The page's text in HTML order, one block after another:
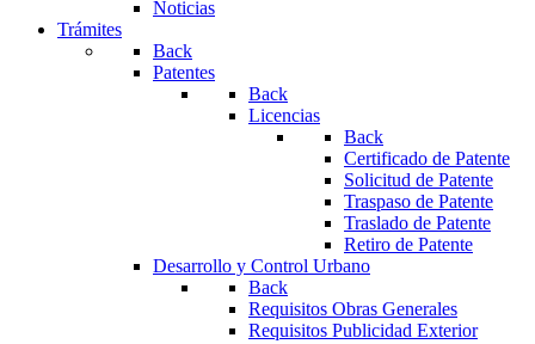
Noticias
Trámites
Back
Patentes
Back
Licencias
Back
Certificado de Patente
Solicitud de Patente
Traspaso de Patente
Traslado de Patente
Retiro de Patente
Desarrollo y Control Urbano
Back
Requisitos Obras Generales
Requisitos Publicidad Exterior